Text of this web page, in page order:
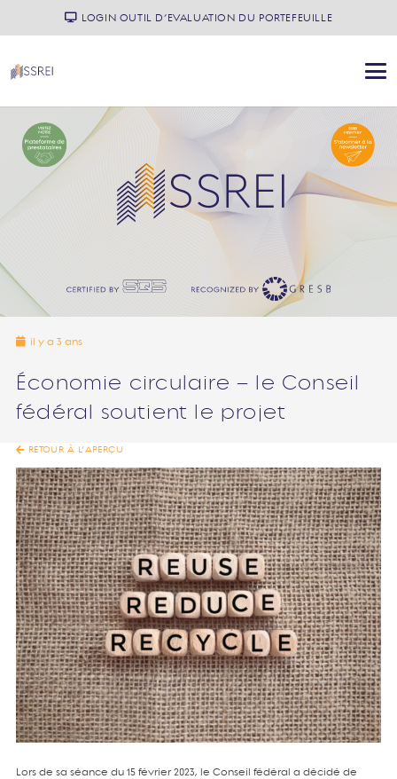
LOGIN OUTIL D’EVALUATION DU PORTEFEUILLE
il y a 3 ans
Économie circulaire – le Conseil
fédéral soutient le projet
RETOUR À L’APERÇU
Lors de sa séance du 15 février 2023, le Conseil fédéral a décidé de